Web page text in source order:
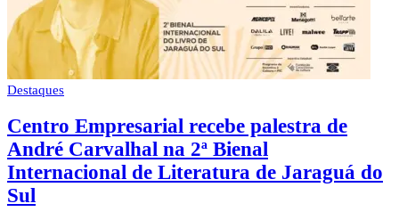
Destaques
Centro Empresarial recebe palestra de
André Carvalhal na 2ª Bienal
Internacional de Literatura de Jaraguá do
Sul